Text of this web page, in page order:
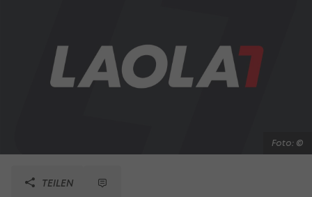
Foto: ©
TEILEN